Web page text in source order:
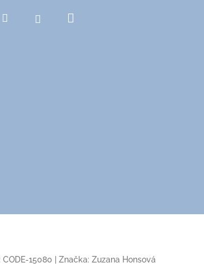
Hledat Přihlášení
CODE-15080 Značka: Zuzana Honsová